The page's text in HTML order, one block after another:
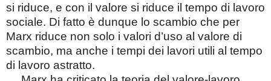
si riduce, e con il valore si riduce il tempo di lavoro
sociale. Di fatto è dunque lo scambio che per
Marx riduce non solo i valori d’uso al valore di
scambio, ma anche i tempi dei lavori utili al tempo
di lavoro astratto.